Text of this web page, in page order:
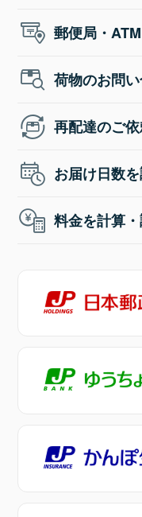
郵便局・
荷物のお問
再配達のご
お届け日数
料金を計算